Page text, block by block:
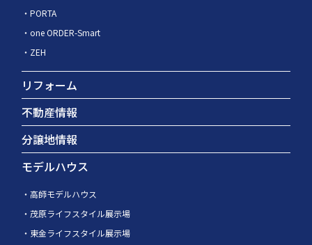
PORTA
one ORDER-Smart
ZEH
リフォーム
不動産情報
分譲地情報
モデルハウス
高師モデルハウス
茂原ライフスタイル展示場
東金ライフスタイル展示場